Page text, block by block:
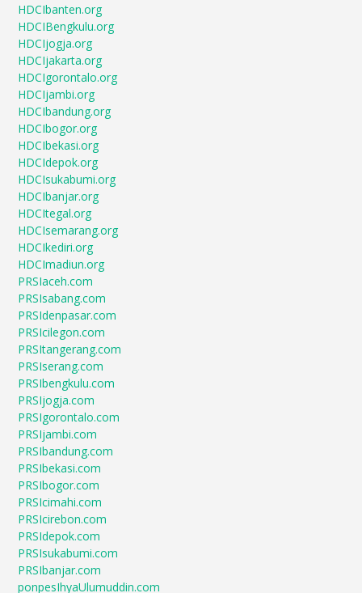
HDCIbanten.org
HDCIBengkulu.org
HDCIjogja.org
HDCIjakarta.org
HDCIgorontalo.org
HDCIjambi.org
HDCIbandung.org
HDCIbogor.org
HDCIbekasi.org
HDCIdepok.org
HDCIsukabumi.org
HDCIbanjar.org
HDCItegal.org
HDCIsemarang.org
HDCIkediri.org
HDCImadiun.org
PRSIaceh.com
PRSIsabang.com
PRSIdenpasar.com
PRSIcilegon.com
PRSItangerang.com
PRSIserang.com
PRSIbengkulu.com
PRSIjogja.com
PRSIgorontalo.com
PRSIjambi.com
PRSIbandung.com
PRSIbekasi.com
PRSIbogor.com
PRSIcimahi.com
PRSIcirebon.com
PRSIdepok.com
PRSIsukabumi.com
PRSIbanjar.com
ponpesIhyaUlumuddin.com